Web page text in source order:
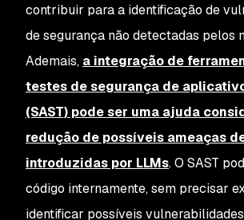
contribuir para a identificação de
de segurança não detectadas pelos
Ademais, a integração de
testes de segurança de
(SAST) pode ser uma ajuda
redução de possíveis ameaças
introduzidas por LLMs. O SAST
código internamente, sem precisar
identificar possíveis